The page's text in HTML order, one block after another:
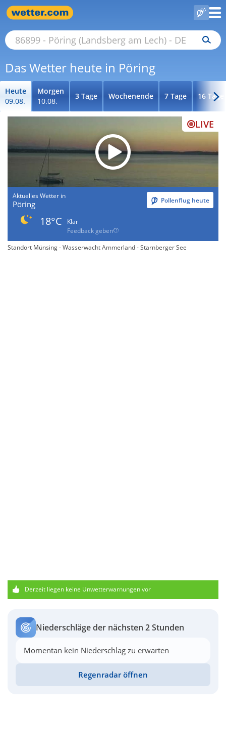
Das Wetter heute in Pöring
Heute
09.08.
Morgen
10.08.
3 Tage Wochenende 7 Tage 16 Tage
LIVE
Aktuelles Wetter in
Pöring Pollenflug heute
18°C
Klar
Feedback geben
Standort Münsing - Wasserwacht Ammerland - Starnberger See
Derzeit liegen keine Unwetterwarnungen vor
Niederschläge der nächsten 2 Stunden
Momentan kein Niederschlag zu erwarten
Regenradar öffnen